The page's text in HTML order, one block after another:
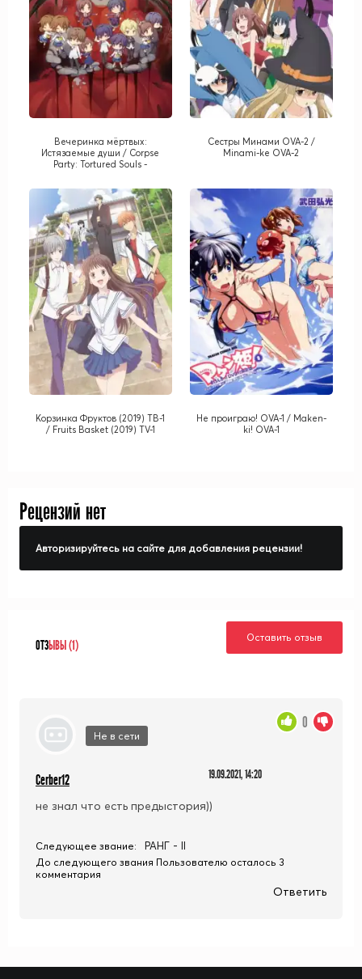
Вечеринка мёртвых:
Истязаемые души / Corpse
Party: Tortured Souls -
Jukyou
Сестры Минами OVA-2 /
Minami-ke OVA-2
Корзинка Фруктов (2019) ТВ-1
/ Fruits Basket (2019) TV-1
Не проиграю! OVA-1 / Maken-
ki! OVA-1
Рецензий нет
Авторизируйтесь на сайте для добавления рецензии!
ОТЗЫВЫ (1)
Оставить отзыв
Не в сети
Cerber12 19.09.2021, 14:20
не знал что есть предыстория))
0
Следующее звание: РАНГ - II
До следующего звания Пользователю осталось 3
комментария
Ответить